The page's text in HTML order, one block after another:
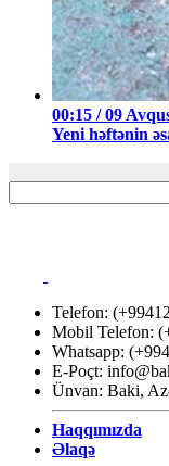
00:15 / 09
Yeni həftənin
Telefon:
Mobil Telefon:
Whatsapp:
E-Poçt:
Ünvan: Baki,
Haqqımızda
Əlaqə